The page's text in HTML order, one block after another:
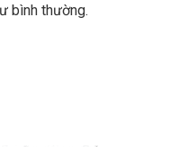
bình thường.